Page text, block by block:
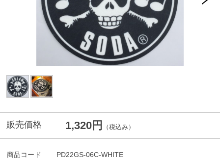
販売価格 1,320円 （税込み）
商品コード PD22GS-06C-WHITE